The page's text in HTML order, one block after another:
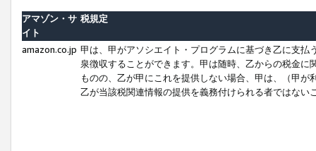
アマゾン・サ
イト
税規定
amazon.co.jp 甲は、甲がアソシエイト・プログラムに基づき乙に支
泉徴収することができます。甲は随時、乙からの税金
ものの、乙が甲にこれを提供しない場合、甲は、（甲
乙が当該税関連情報の提供を義務付けられる者ではな